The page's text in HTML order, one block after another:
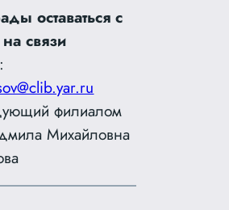
оставаться с
связи
филиалом
Михайловна